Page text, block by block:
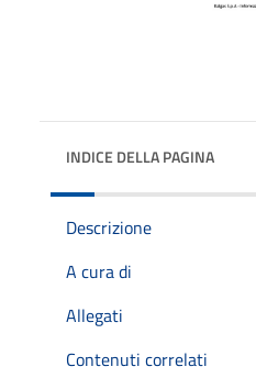
INDICE DELLA PAGINA
Descrizione
A cura di
Allegati
Contenuti correlati